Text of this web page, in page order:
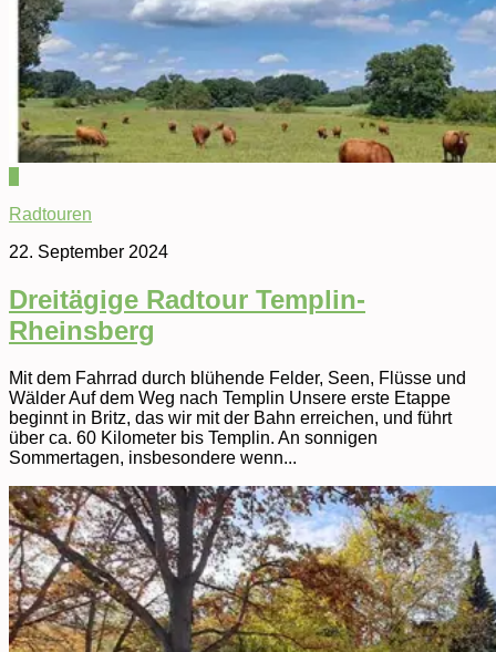
Radtouren
22. September 2024
Dreitägige Radtour Templin-
Rheinsberg
Mit dem Fahrrad durch blühende Felder, Seen, Flüsse und
Wälder Auf dem Weg nach Templin Unsere erste Etappe
beginnt in Britz, das wir mit der Bahn erreichen, und führt
über ca. 60 Kilometer bis Templin. An sonnigen
Sommertagen, insbesondere wenn...